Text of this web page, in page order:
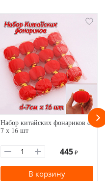
Набор китайских фонариков d-
7 х 16 шт
445 ₽
В корзину